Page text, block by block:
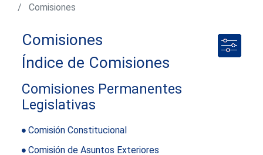
Comisiones
Comisiones
Índice de Comisiones
Comisiones Permanentes
Legislativas
Comisión Constitucional
Comisión de Asuntos Exteriores